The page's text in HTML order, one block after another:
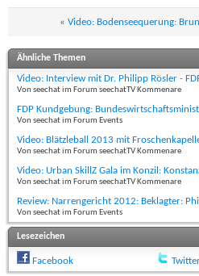
« Video: Bodenseequerung:
Ähnliche Themen
Video: Interview mit Dr. Philipp Rösler -
Von seechat im Forum seechatTV Kommenare
FDP Kundgebung:
Von seechat im Forum Events
Video: Blätzleball 2013 mit
Von seechat im Forum seechatTV Kommenare
Video: Urban SkillZ Gala im Konzil:
Von seechat im Forum seechatTV Kommenare
Review: Narrengericht 2012: Beklagter:
Von seechat im Forum Events
Lesezeichen
Facebook